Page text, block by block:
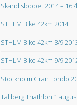
Skandisloppet 2014 –
STHLM Bike 42km 2014
STHLM Bike 42km 8/9
STHLM Bike 42km 9/9
Stockholm Gran Fondo
Tällberg Triathlon 1